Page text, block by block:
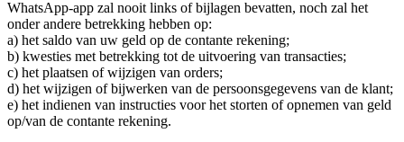
WhatsApp-app zal nooit links of bijlagen bevatten, noch zal het
onder andere betrekking hebben op:
a) het saldo van uw geld op de contante rekening;
b) kwesties met betrekking tot de uitvoering van transacties;
c) het plaatsen of wijzigen van orders;
d) het wijzigen of bijwerken van de persoonsgegevens van de klant;
e) het indienen van instructies voor het storten of opnemen van geld
op/van de contante rekening.